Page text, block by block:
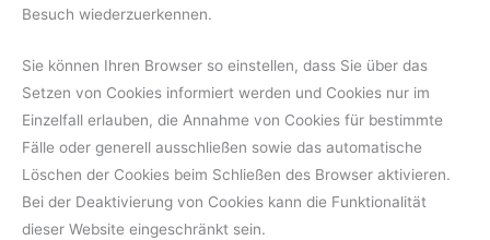
Besuch wiederzuerkennen.
Sie können Ihren Browser so einstellen, dass Sie über das
Setzen von Cookies informiert werden und Cookies nur im
Einzelfall erlauben, die Annahme von Cookies für bestimmte
Fälle oder generell ausschließen sowie das automatische
Löschen der Cookies beim Schließen des Browser aktivieren.
Bei der Deaktivierung von Cookies kann die Funktionalität
dieser Website eingeschränkt sein.